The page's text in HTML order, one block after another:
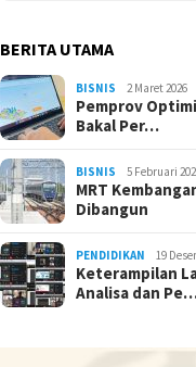
BERITA UTAMA
BISNIS 2 Maret 2026
Pemprov
Bakal Per…
BISNIS 5 Februari
MRT
Dibangun
PENDIDIKAN 19
Keterampilan
Analisa dan